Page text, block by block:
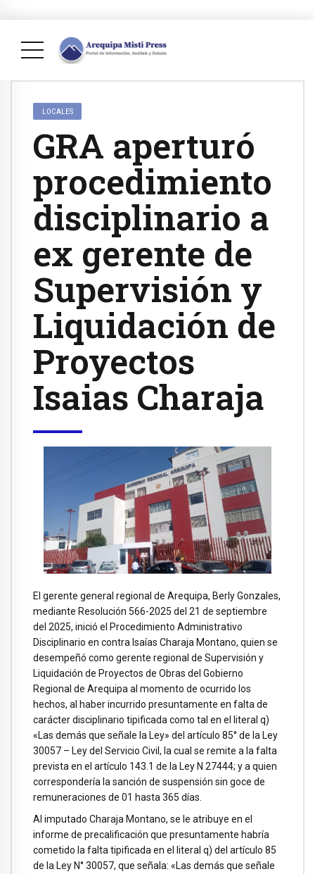
LOCALES
GRA aperturó
procedimiento
disciplinario a
ex gerente de
Supervisión y
Liquidación de
Proyectos
Isaias Charaja
El gerente general regional de Arequipa, Berly Gonzales,
mediante Resolución 566-2025 del 21 de septiembre
del 2025, inició el Procedimiento Administrativo
Disciplinario en contra Isaías Charaja Montano, quien se
desempeñó como gerente regional de Supervisión y
Liquidación de Proyectos de Obras del Gobierno
Regional de Arequipa al momento de ocurrido los
hechos, al haber incurrido presuntamente en falta de
carácter disciplinario tipificada como tal en el literal q)
«Las demás que señale la Ley» del artículo 85° de la Ley
30057 – Ley del Servicio Civil, la cual se remite a la falta
prevista en el artículo 143.1 de la Ley N 27444; y a quien
correspondería la sanción de suspensión sin goce de
remuneraciones de 01 hasta 365 días.
Al imputado Charaja Montano, se le atribuye en el
informe de precalificación que presuntamente habría
cometido la falta tipificada en el literal q) del artículo 85
de la Ley N° 30057, que señala: «Las demás que señale